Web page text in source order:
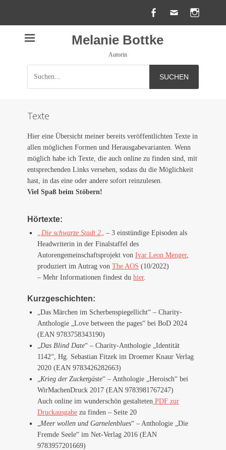
Facebook
Melanie Bottke
Autorin
nach:
Texte
Hier eine Übersicht meiner bereits veröffentlichten Texte in
allen möglichen Formen und Herausgabevarianten. Wenn
möglich habe ich Texte, die auch online zu finden sind, mit
entsprechenden Links versehen, sodass du die Möglichkeit
hast, in das eine oder andere sofort reinzulesen.
Viel Spaß beim Stöbern!
Hörtexte:
„Die schwarze Stadt 2„ – 3 einstündige Episoden als
Headwriterin in der Finalstaffel des
Autorengemeinschaftsprojekt von Ivar Leon Menger,
produziert im Autrag von The AOS (10/2022)
– Mehr Informationen findest du hier.
Kurzgeschichten:
„Das Märchen im Scherbenspiegellicht“ – Charity-
Anthologie „Love between the pages“ bei BoD 2024
(EAN 9783758343190)
„Das Blind Date“ – Charity-Anthologie „Identität
1142“, Hg. Sebastian Fitzek im Droemer Knaur Verlag
2020 (EAN 9783426282663)
„Krieg der Zuckergäste“ – Anthologie „Heroisch“ bei
WirMachenDruck 2017 (EAN 9783981767247)
Auch online im wunderschön gestalteten PDF zur
Druckausgabe zu finden – Seite 20
„Meer wollen und Garnelenblues“ – Anthologie „Die
Fremde Seele“ im Net-Verlag 2016 (EAN
9783957201669)